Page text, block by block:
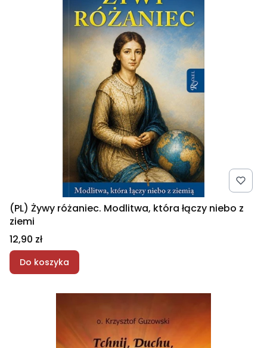
(PL) Żywy różaniec. Modlitwa, która łączy niebo z
ziemi
Cena
12,90 zł
Do koszyka